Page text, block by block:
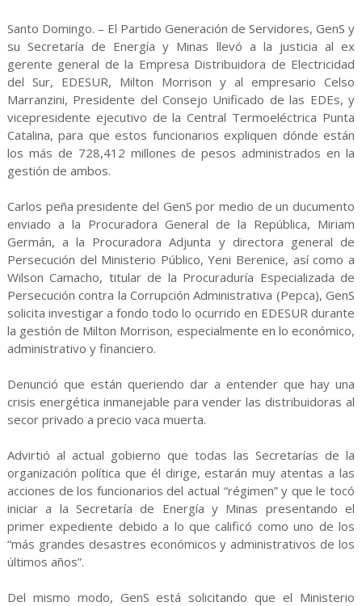
Santo Domingo. – El Partido Generación de Servidores, GenS y
su Secretaría de Energía y Minas llevó a la justicia al ex
gerente general de la Empresa Distribuidora de Electricidad
del Sur, EDESUR, Milton Morrison y al empresario Celso
Marranzini, Presidente del Consejo Unificado de las EDEs, y
vicepresidente ejecutivo de la Central Termoeléctrica Punta
Catalina, para que estos funcionarios expliquen dónde están
los más de 728,412 millones de pesos administrados en la
gestión de ambos.
Carlos peña presidente del GenS por medio de un ducumento
enviado a la Procuradora General de la República, Miriam
Germán, a la Procuradora Adjunta y directora general de
Persecución del Ministerio Público, Yeni Berenice, así como a
Wilson Camacho, titular de la Procuraduría Especializada de
Persecución contra la Corrupción Administrativa (Pepca), GenS
solicita investigar a fondo todo lo ocurrido en EDESUR durante
la gestión de Milton Morrison, especialmente en lo económico,
administrativo y financiero.
Denunció que están queriendo dar a entender que hay una
crisis energética inmanejable para vender las distribuidoras al
secor privado a precio vaca muerta.
Advirtió al actual gobierno que todas las Secretarías de la
organización política que él dirige, estarán muy atentas a las
acciones de los funcionarios del actual “régimen” y que le tocó
iniciar a la Secretaría de Energía y Minas presentando el
primer expediente debido a lo que calificó como uno de los
“más grandes desastres económicos y administrativos de los
últimos años”.
Del mismo modo, GenS está solicitando que el Ministerio